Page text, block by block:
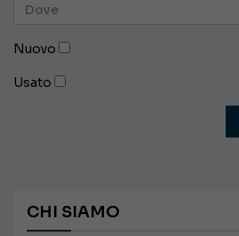
Nuovo
Usato
CHI SIAMO